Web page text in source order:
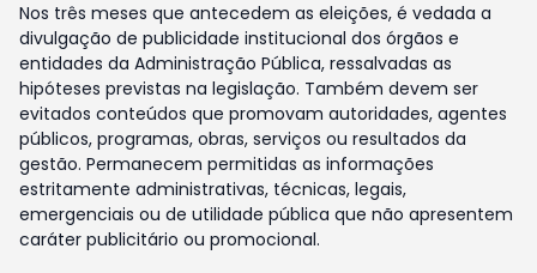
Nos três meses que antecedem as eleições, é vedada a
divulgação de publicidade institucional dos órgãos e
entidades da Administração Pública, ressalvadas as
hipóteses previstas na legislação. Também devem ser
evitados conteúdos que promovam autoridades, agentes
públicos, programas, obras, serviços ou resultados da
gestão. Permanecem permitidas as informações
estritamente administrativas, técnicas, legais,
emergenciais ou de utilidade pública que não apresentem
caráter publicitário ou promocional.